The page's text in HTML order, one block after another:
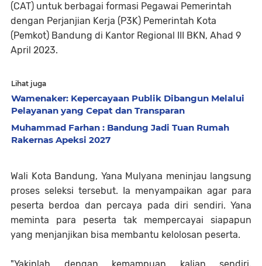
(CAT) untuk berbagai formasi Pegawai Pemerintah
dengan Perjanjian Kerja (P3K) Pemerintah Kota
(Pemkot) Bandung di Kantor Regional III BKN, Ahad 9
April 2023.
Lihat juga
Wamenaker: Kepercayaan Publik Dibangun Melalui
Pelayanan yang Cepat dan Transparan
Muhammad Farhan : Bandung Jadi Tuan Rumah
Rakernas Apeksi 2027
Wali Kota Bandung, Yana Mulyana meninjau langsung
proses seleksi tersebut. Ia menyampaikan agar para
peserta berdoa dan percaya pada diri sendiri. Yana
meminta para peserta tak mempercayai siapapun
yang menjanjikan bisa membantu kelolosan peserta.